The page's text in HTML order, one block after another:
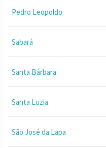
Pedro Leopoldo
Sabará
Santa Bárbara
Santa Luzia
São José da Lapa